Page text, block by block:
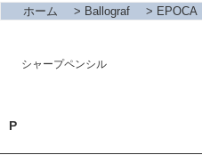
ホーム > Ballograf > EPOCA
シャープペンシル
P